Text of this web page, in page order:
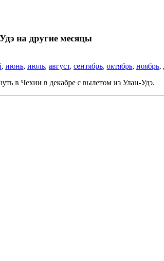
на другие месяцы
, июнь, июль, август, сентябрь, октябрь, ноябрь,
в Чехии в декабре с вылетом из Улан-Удэ.